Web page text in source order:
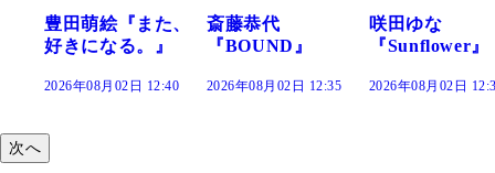
斎藤恭代
『BOUND』
2026年08月02日 12:35
咲田ゆな
『Sunflower』
2026年08月02日 12:30
藤水咲桜『花
だまり』
2026年08月02日
次へ